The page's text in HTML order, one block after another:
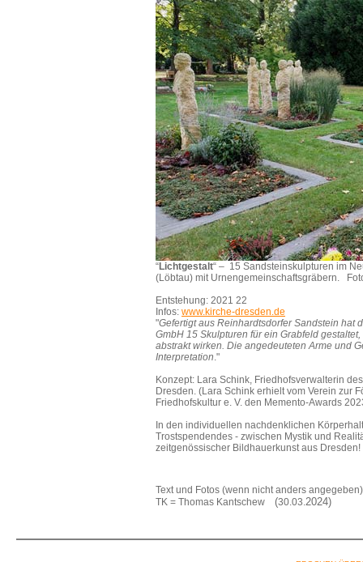
“Lichtgestalt“ – 15 Sandsteinskulpturen im
(Löbtau) mit Urnengemeinschaftsgräbern.
Entstehung: 2021 22
Infos: www.kirche-dresden.de
"Gefertigt aus Reinhardtsdorfer Sandstein hat
GmbH 15 Skulpturen für ein Grabfeld
abstrakt wirken. Die angedeuteten Arme und
Interpretation."
Konzept: Lara Schink, Friedhofsverwalterin
Dresden. (Lara Schink erhielt vom Verein zur
Friedhofskultur e. V. den Memento-Awards
In den individuellen nachdenklichen
Trostspendendes - zwischen Mystik und
zeitgenössischer Bildhauerkunst aus Dresden!
Text und Fotos (wenn nicht anders
TK = Thomas Kantschew (30.03.2024)